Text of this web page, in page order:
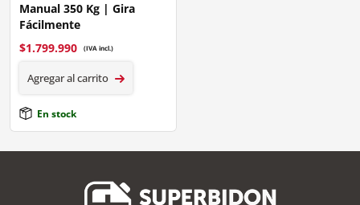
Manual 350 Kg | Gira
Fácilmente
$1.799.990 (IVA incl.)
Agregar al carrito
En stock